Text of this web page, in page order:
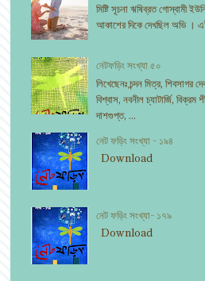
মিষ্টি সূচনা ঋষিব্রত গোস্বামী
আকাশের দিকে দেখছিল অভি ।
নেটফড়িং সংখ্যা ৫০
লিখেছেনঃ চন্দন মিত্র, শিবসাগর
বিশ্বাস, নবনীল চ্যাটার্জি,
দাশগুপ্ত, ...
নেট ফড়িং সংখ্যা - ১৯৪
Download
নেট ফড়িং সংখ্যা- ১৭৯
Download